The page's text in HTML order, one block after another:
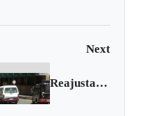
Next
Reajustadas tarifas del servicio público